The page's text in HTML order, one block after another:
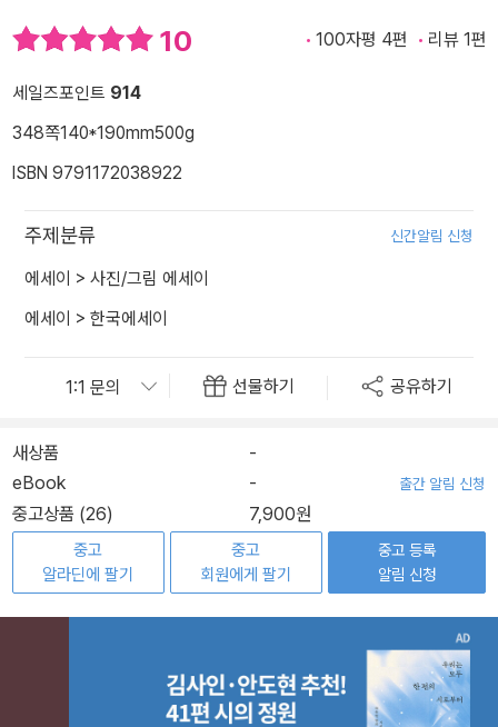
10 100자평 4편 리뷰 1편
세일즈포인트 914
348쪽140*190mm500g
ISBN 9791172038922
주제분류 신간알림 신청
에세이 > 사진/그림 에세이
에세이 > 한국에세이
선물하기 공유하기
새상품
-
eBook
- 출간 알림 신청
중고상품 (26) 7,900원
중고
알라딘에 팔기
중고
회원에게 팔기
중고 등록
알림 신청